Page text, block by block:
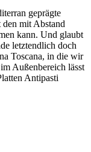
geprägte
mit Abstand
kann. Und glaubt
letztendlich doch
Toscana, in die wir
Außenbereich lässt
Antipasti